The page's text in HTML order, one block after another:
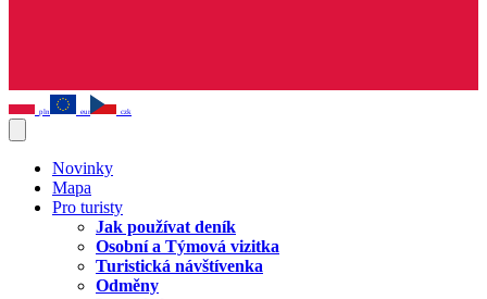
pln eur czk
Novinky
Mapa
Pro turisty
Jak používat deník
Osobní a Týmová vizitka
Turistická návštívenka
Odměny